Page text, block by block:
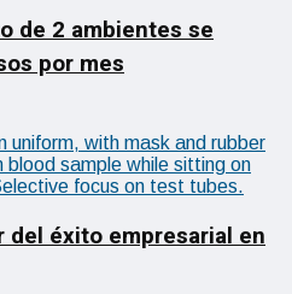
de 2 ambientes se
por mes
del éxito empresarial en